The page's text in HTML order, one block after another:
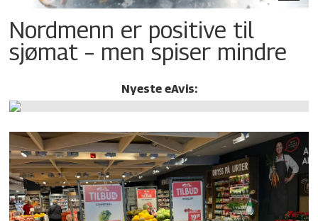
Nordmenn er positive til
sjømat – men spiser mindre
Nyeste eAvis: